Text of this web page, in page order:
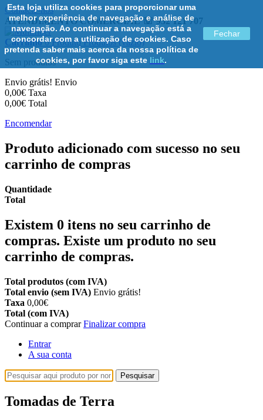
Esta loja utiliza cookies para proporcionar uma
melhor experiência de navegação e análise de
navegação. Ao continuar a navegação está a
concordar com a utilização de cookies. Caso
pretenda saber mais acerca da nossa política de
cookies, por favor siga este link.
Fechar
Contacte-nos
ATENDIMENTO COMERCIAL ☏ 932 121 707
Carrinho 0 Produto Produtos (vazio)
Sem produtos
Envio grátis! Envio
0,00€ Taxa
0,00€ Total
Encomendar
Produto adicionado com sucesso no seu
carrinho de compras
Quantidade
Total
Existem 0 itens no seu carrinho de
compras. Existe um produto no seu
carrinho de compras.
Total produtos (com IVA)
Total envio (sem IVA) Envio grátis!
Taxa 0,00€
Total (com IVA)
Continuar a comprarFinalizar compra
Entrar
A sua conta
Pesquisar
Tomadas de Terra